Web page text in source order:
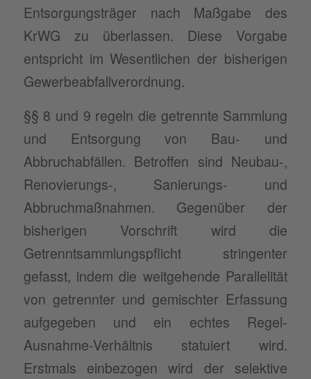
Entsorgungsträger nach Maßgabe des
KrWG zu überlassen. Diese Vorgabe
entspricht im Wesentlichen der bisherigen
Gewerbeabfallverordnung.
§§ 8 und 9 regeln die getrennte Sammlung
und Entsorgung von Bau- und
Abbruchabfällen. Betroffen sind Neubau-,
Renovierungs-, Sanierungs- und
Abbruchmaßnahmen. Gegenüber der
bisherigen Vorschrift wird die
Getrenntsammlungspflicht stringenter
gefasst, indem die weitgehende Parallelität
von getrennter und gemischter Erfassung
aufgegeben und ein echtes Regel-
Ausnahme-Verhältnis statuiert wird.
Erstmals einbezogen wird der selektive